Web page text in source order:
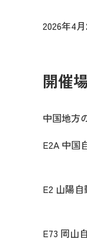
2026年4
開催
中国地方
E2A 中国
E2 山陽
E73 岡山